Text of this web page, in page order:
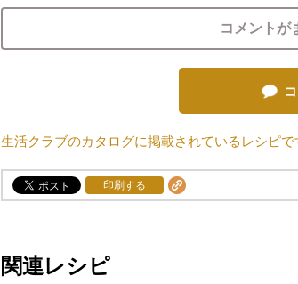
コメントが
生活クラブのカタログに掲載されているレシピ
印刷する
関連レシピ